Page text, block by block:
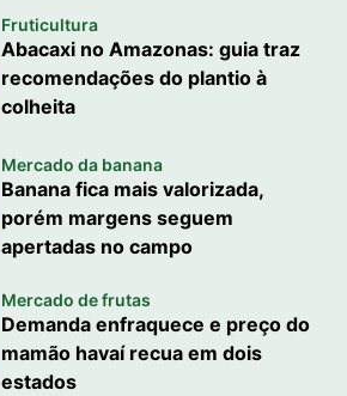
Fruticultura
Abacaxi no Amazonas: guia traz
recomendações do plantio à
colheita
Mercado da banana
Banana fica mais valorizada,
porém margens seguem
apertadas no campo
Mercado de frutas
Demanda enfraquece e preço do
mamão havaí recua em dois
estados